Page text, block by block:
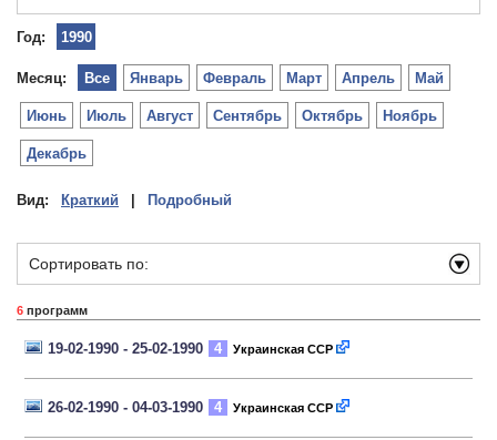
Год: 1990
Месяц: Январь Февраль Март Апрель Май
Июнь Июль Август Сентябрь Октябрь Ноябрь
Декабрь
Все
Вид: Краткий Подробный
Сортировать по:
6 программ
19-02-1990 - 25-02-1990 4 Украинская ССР
26-02-1990 - 04-03-1990 4 Украинская ССР